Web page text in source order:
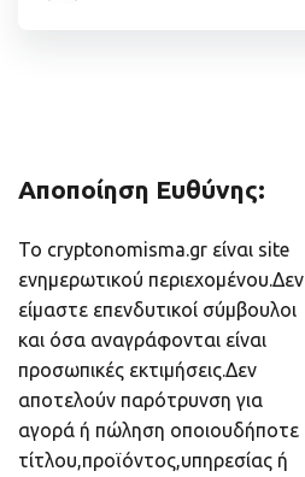
Αποποίηση Ευθύνης:
Το cryptonomisma.gr είναι site
ενημερωτικού περιεχομένου.Δεν
είμαστε επενδυτικοί σύμβουλοι
και όσα αναγράφονται είναι
προσωπικές εκτιμήσεις.Δεν
αποτελούν παρότρυνση για
αγορά ή πώληση οποιουδήποτε
τίτλου,προϊόντος,υπηρεσίας ή